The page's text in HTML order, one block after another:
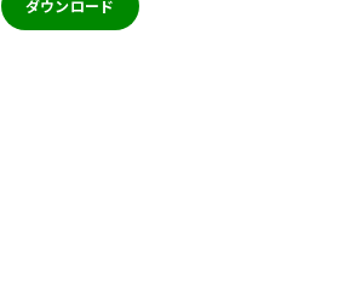
ダウンロード